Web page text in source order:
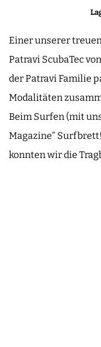
Einer unserer
Patravi ScubaTec
der Patravi Familie
Modalitäten
Beim Surfen (mit
Magazine“
konnten wir die